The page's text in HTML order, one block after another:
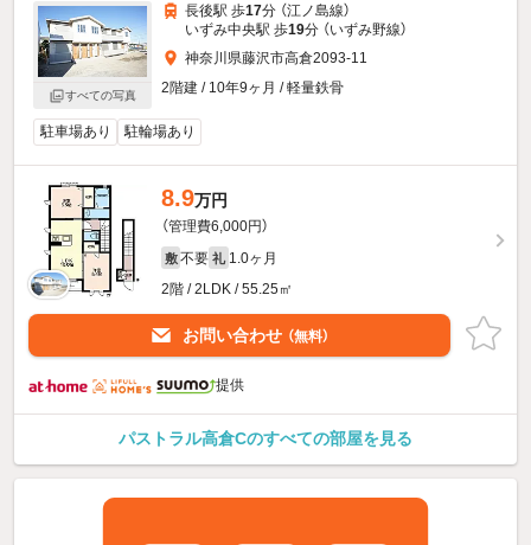
すべての写真
長後駅 歩17分 （江ノ島線）
いずみ中央駅 歩19分 （いずみ野線）
神奈川県藤沢市高倉2093-11
2階建 / 10年9ヶ月 / 軽量鉄骨
駐車場あり 駐輪場あり
8.9万円
（管理費6,000円）
敷 不要 礼 1.0ヶ月
2階 / 2LDK / 55.25㎡
お問い合わせ （無料）
提供
パストラル高倉Cのすべての部屋を見る